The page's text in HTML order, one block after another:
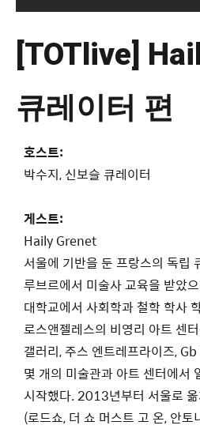
[TOTlive]
큐레이터 편
호스트:
박수지, 신보슬 큐레이터
게스트:
Haily Grenet
서울에 기반을 둔 프랑스의 독립
루브르에서 미술사 교육을 받았
대학교에서 사회학과 철학 학사
로스앤젤레스의 비영리 아트 센
갤러리, 주스 엔트레프라이즈,
몇 개의 미술관과 아트 센터에서
시작했다. 2013년부터 서울로
(로드쇼, 더 쇼 머스트 고 온, 안